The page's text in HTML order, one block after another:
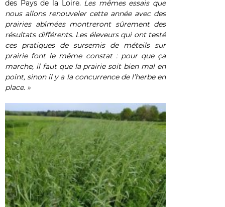
des Pays de la Loire. Les mêmes essais que
nous allons renouveler cette année avec des
prairies abîmées montreront sûrement des
résultats différents. Les éleveurs qui ont testé
ces pratiques de sursemis de méteils sur
prairie font le même constat : pour que ça
marche, il faut que la prairie soit bien mal en
point, sinon il y a la concurrence de l’herbe en
place. »